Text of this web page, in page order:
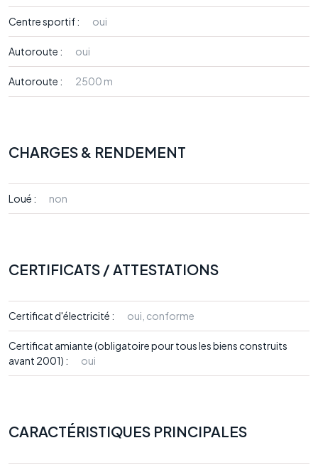
Centre sportif : oui
Autoroute : oui
Autoroute : 2500 m
CHARGES & RENDEMENT
Loué : non
CERTIFICATS / ATTESTATIONS
Certificat d'électricité : oui, conforme
Certificat amiante (obligatoire pour tous les biens construits
avant 2001) :
oui
CARACTÉRISTIQUES PRINCIPALES